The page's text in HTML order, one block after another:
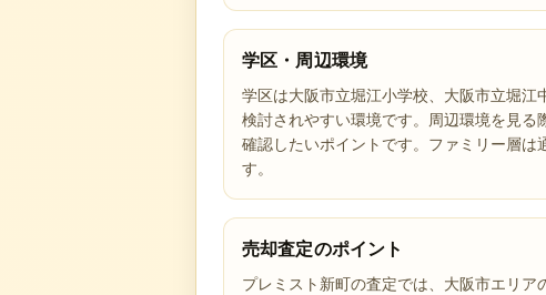
学区・周辺環境
学区は大阪市立堀江小学校、大阪市立堀
検討されやすい環境です。周辺環境を見
確認したいポイントです。ファミリー層
す。
売却査定のポイント
プレミスト新町の査定では、大阪市エリ